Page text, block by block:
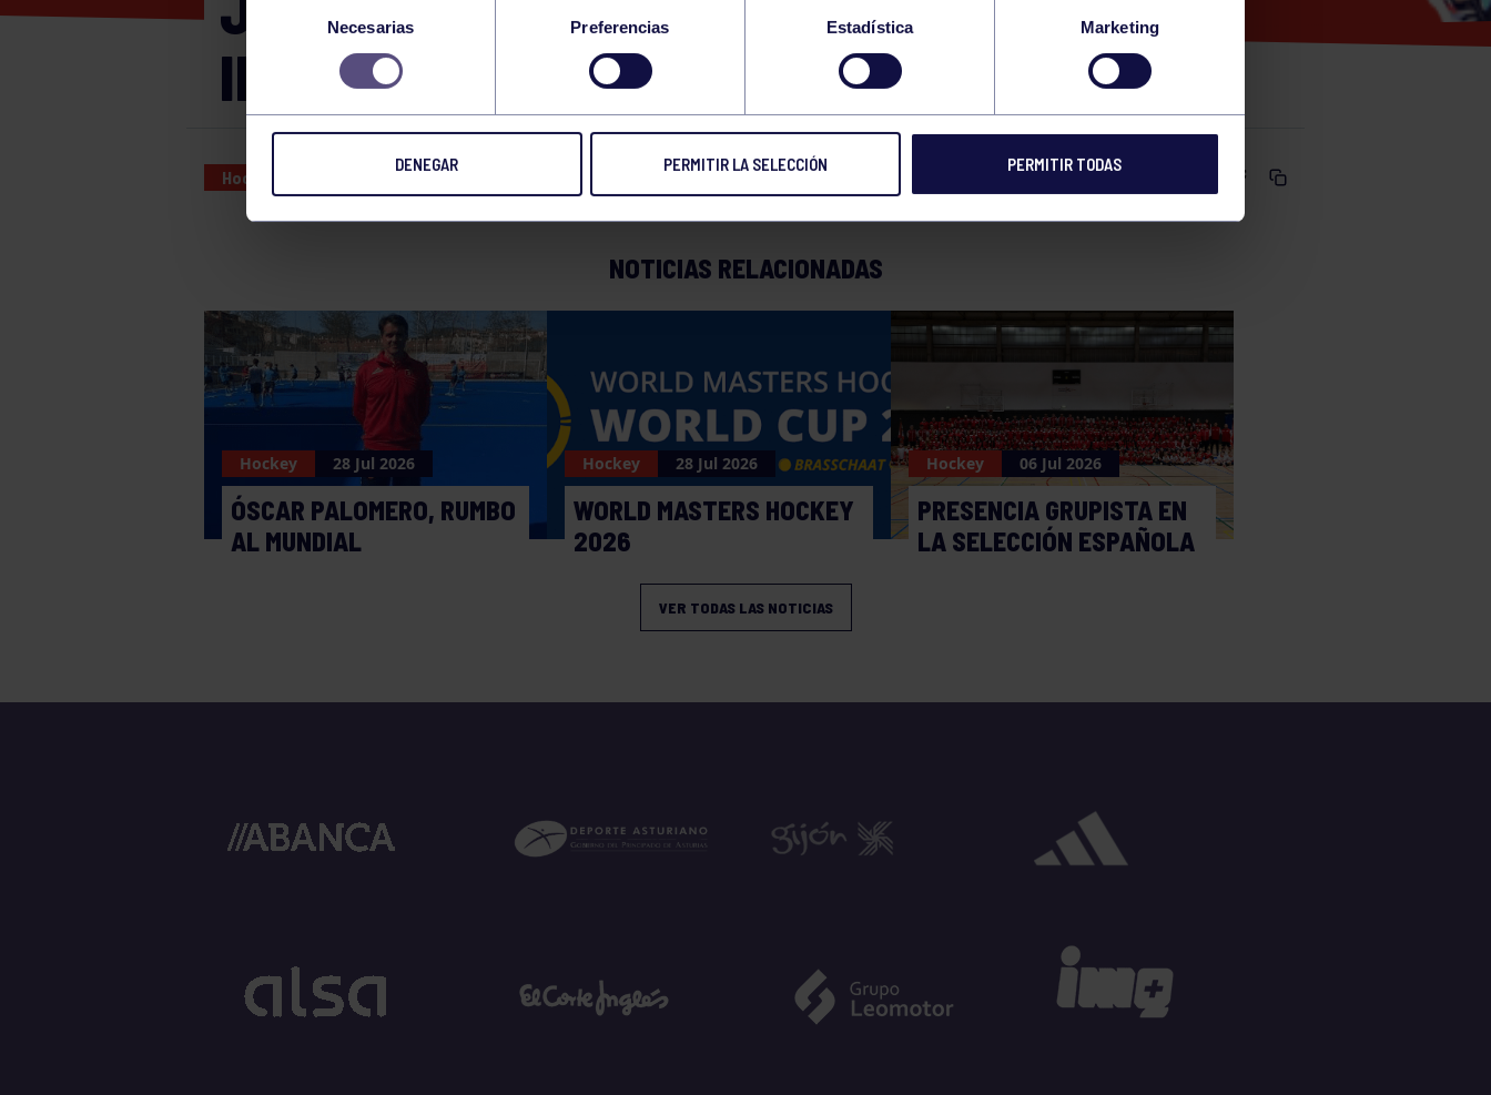
de
consentimiento
Necesarias Preferencias Estadística Marketing
DENEGAR PERMITIR LA SELECCIÓN PERMITIR TODAS
IFA
Hockey 16 MAY 2026 Comparte
NOTICIAS RELACIONADAS
Hockey 28 Jul 2026
ÓSCAR PALOMERO, RUMBO
AL MUNDIAL
Hockey 28 Jul 2026
WORLD MASTERS HOCKEY
2026
Hockey 06 Jul 2026
PRESENCIA GRUPISTA EN
LA SELECCIÓN ESPAÑOLA
VER TODAS LAS NOTICIAS